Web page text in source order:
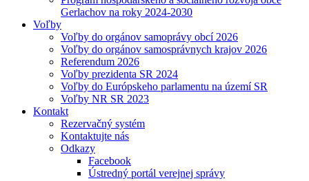
Gerlachov na roky 2024-2030
Voľby
Voľby do orgánov samoprávy obcí 2026
Voľby do orgánov samosprávnych krajov 2026
Referendum 2026
Voľby prezidenta SR 2024
Voľby do Európskeho parlamentu na území SR
Voľby NR SR 2023
Kontakt
Rezervačný systém
Kontaktujte nás
Odkazy
Facebook
Ústredný portál verejnej správy